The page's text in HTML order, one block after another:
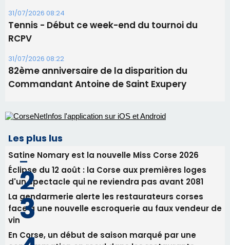
31/07/2026 08:24
Tennis - Début ce week-end du tournoi du
RCPV
31/07/2026 08:22
82ème anniversaire de la disparition du
Commandant Antoine de Saint Exupery
Les plus lus
Satine Nomary est la nouvelle Miss Corse 2026
Éclipse du 12 août : la Corse aux premières loges
d'un spectacle qui ne reviendra pas avant 2081
La gendarmerie alerte les restaurateurs corses
face à une nouvelle escroquerie au faux vendeur de
vin
En Corse, un début de saison marqué par une